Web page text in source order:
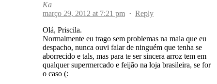
Ka
março 29, 2012 at 7:21 pm · Reply
Olá, Priscila.
Normalmente eu trago sem problemas na mala que eu
despacho, nunca ouvi falar de ninguém que tenha se
aborrecido e tals, mas para te ser sincera arroz tem em
qualquer supermercado e feijão na loja brasileira, se for
o caso (: